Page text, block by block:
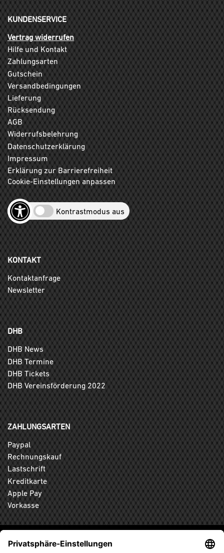
KUNDENSERVICE
Vertrag widerrufen
Hilfe und Kontakt
Zahlungsarten
Gutschein
Versandbedingungen
Lieferung
Rücksendung
AGB
Widerrufsbelehrung
Datenschutzerklärung
Impressum
Erklärung zur Barrierefreiheit
Cookie-Einstellungen anpassen
Kontrastmodus aus
KONTAKT
Kontaktanfrage
Newsletter
DHB
DHB News
DHB Termine
DHB Tickets
DHB Vereinsförderung 2022
ZAHLUNGSARTEN
Paypal
Rechnungskauf
Lastschrift
Kreditkarte
Apple Pay
Vorkasse
ABONNIEREN SIE DEN KOSTENLOSEN DHB-FANSHOP
NEWSLETTER UND VERPASSEN SIE KEINE NEUIGKEIT ODER